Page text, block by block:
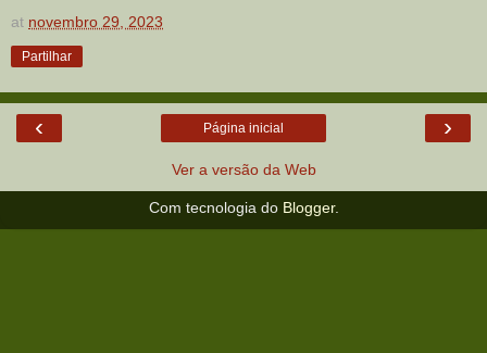
at novembro 29, 2023
Partilhar
‹ ›
Página inicial
Ver a versão da Web
Com tecnologia do Blogger.